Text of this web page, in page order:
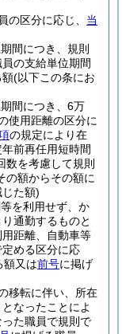
の区分に応じ、 当
間につき、規則
の支給単位期間
額(以下この条にお
間につき、6万
使用距離の区分に
の規定により在
前再任用短時間
数を考慮して規則
の額からその額に
た額)
を利用せず、か
通勤するものと
距離、自動車等
める区分に応
額又は前号に掲げ
移転に伴い、所在
なったことによ
た職員で規則で